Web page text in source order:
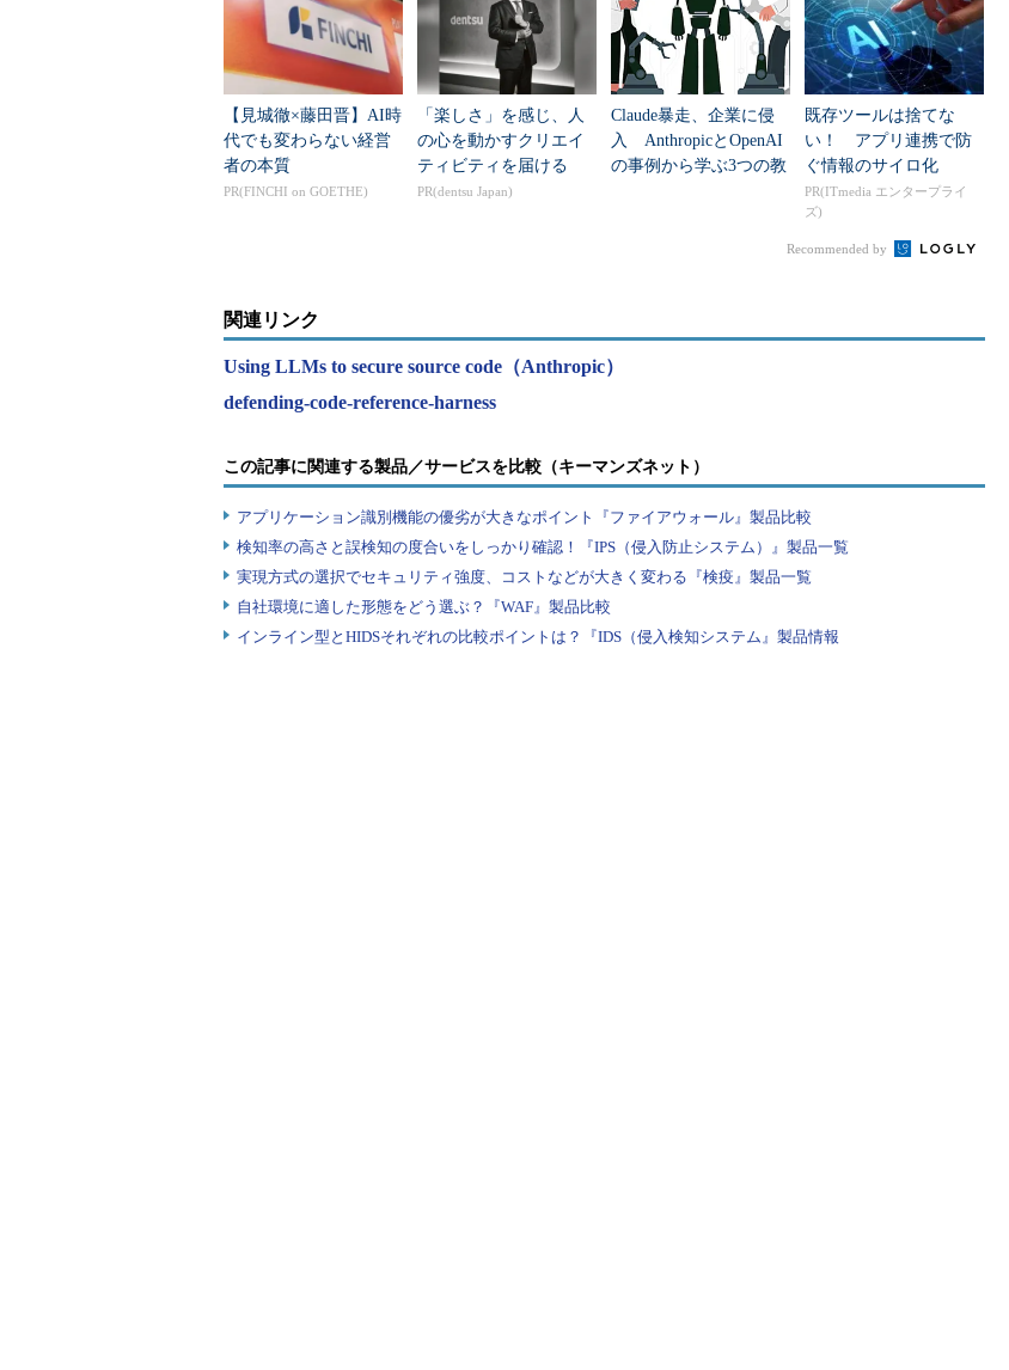
【見城徹×藤田晋】AI時
代でも変わらない経営
者の本質
PR(FINCHI on GOETHE)
「楽しさ」を感じ、人
の心を動かすクリエイ
ティビティを届ける
PR(dentsu Japan)
Claude暴走、企業に侵
入 AnthropicとOpenAI
の事例から学ぶ3つの教
既存ツールは捨てな
い！ アプリ連携で防
ぐ情報のサイロ化
PR(ITmedia エンタープライ
ズ)
Recommended by
関連リンク
Using LLMs to secure source code（Anthropic）
defending-code-reference-harness
この記事に関連する製品／サービスを比較（キーマンズネット）
アプリケーション識別機能の優劣が大きなポイント『ファイアウォール』製品比較
検知率の高さと誤検知の度合いをしっかり確認！『IPS（侵入防止システム）』製品一覧
実現方式の選択でセキュリティ強度、コストなどが大きく変わる『検疫』製品一覧
自社環境に適した形態をどう選ぶ？『WAF』製品比較
インライン型とHIDSそれぞれの比較ポイントは？『IDS（侵入検知システム』製品情報